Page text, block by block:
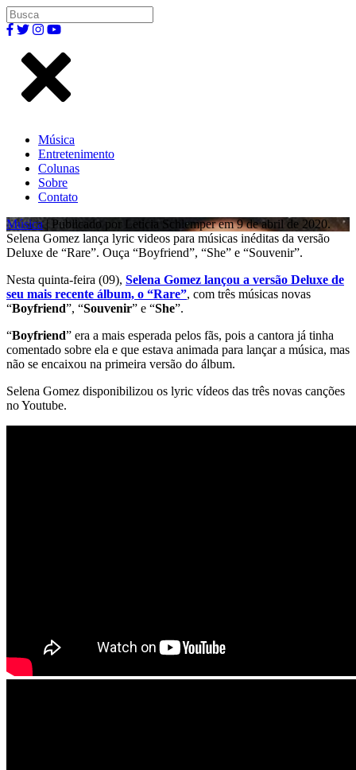
Música
Entretenimento
Colunas
Sobre
Contato
Música | Publicado por Leticia Schlemper em 9 de abril de 2020.
Selena Gomez lança lyric videos para músicas inéditas da versão
Deluxe de “Rare”. Ouça “Boyfriend”, “She” e “Souvenir”.
Nesta quinta-feira (09), Selena Gomez lançou a versão Deluxe de
seu mais recente álbum, o “Rare”, com três músicas novas
“Boyfriend”, “Souvenir” e “She”.
“Boyfriend” era a mais esperada pelos fãs, pois a cantora já tinha
comentado sobre ela e que estava animada para lançar a música, mas
não se encaixou na primeira versão do álbum.
Selena Gomez disponibilizou os lyric vídeos das três novas canções
no Youtube.